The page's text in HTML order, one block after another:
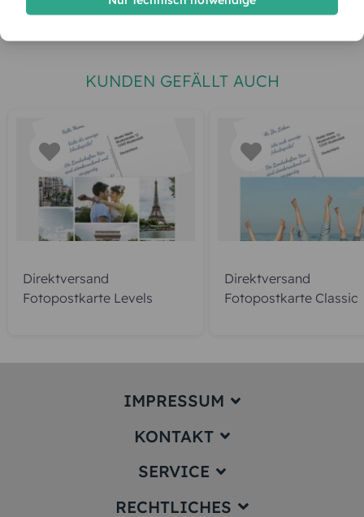
gratis Muster gestalten
KUNDEN GEFÄLLT AUCH
Direktversand
Fotopostkarte Levels
Direktversand
Fotopostkarte Classic
IMPRESSUM
Impressum
KONTAKT
service@karten-paradies.de
innerhalb von 24 Stunden)
SERVICE
Preise und Versand
RECHTLICHES